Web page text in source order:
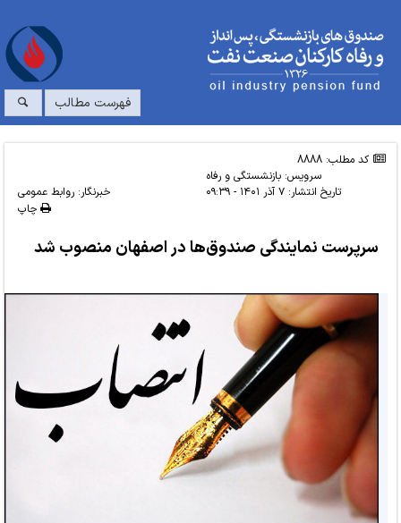
فهرست مطالب
کد مطلب: 8888
سرویس: بازنشستگی و رفاه
تاریخ انتشار:۷ آذر ۱۴۰۱ - ۰۹:۳۹
خبرنگار: روابط عمومی
چاپ
سرپرست نمایندگی صندوق‌ها در اصفهان منصوب شد